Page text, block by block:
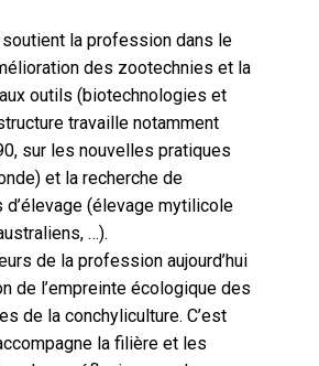
la profession dans le
des zootechnies et la
outils (biotechnologies et
travaille notamment
sur les nouvelles pratiques
et la recherche de
(élevage mytilicole
…).
de la profession aujourd’hui
de l’empreinte écologique des
de la conchyliculture. C’est
la filière et les